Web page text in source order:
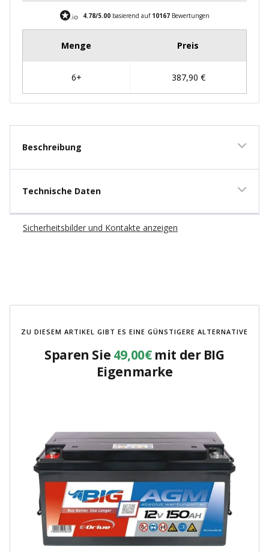
4.78/5.00basierend auf 10167Bewertungen
Beschreibung
Technische Daten
Sicherheitsbilder und Kontakte anzeigen
ZU DIESEM ARTIKEL GIBT ES EINE GÜNSTIGERE ALTERNATIVE
Sparen Sie 49,00€mit der BIG
Eigenmarke